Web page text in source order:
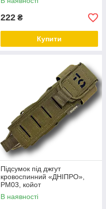
222 ₴
Купити
Підсумок під джгут
кровоспинний «ДНІПРО»,
РМ03, койот
В наявності